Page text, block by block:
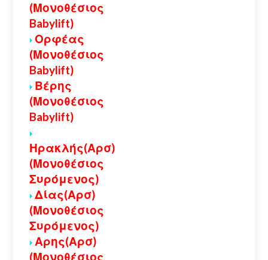
(Μονοθέσιος
Babylift)
Ορφέας
(Μονοθέσιος
Babylift)
Βέρης
(Μονοθέσιος
Babylift)
Ηρακλής(Αρσ)
(Μονοθέσιος
Συρόμενος)
Δίας(Αρσ)
(Μονοθέσιος
Συρόμενος)
Αρης(Αρσ)
(Μονοθέσιος